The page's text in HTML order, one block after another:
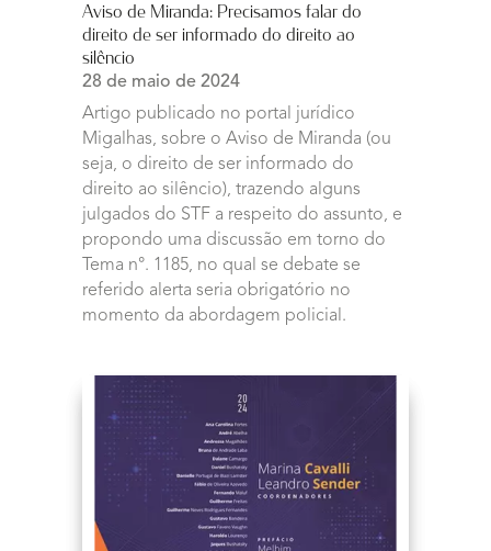
Aviso de Miranda: Precisamos falar do
direito de ser informado do direito ao
silêncio
28 de maio de 2024
Artigo publicado no portal jurídico
Migalhas, sobre o Aviso de Miranda (ou
seja, o direito de ser informado do
direito ao silêncio), trazendo alguns
julgados do STF a respeito do assunto, e
propondo uma discussão em torno do
Tema n°. 1185, no qual se debate se
referido alerta seria obrigatório no
momento da abordagem policial.